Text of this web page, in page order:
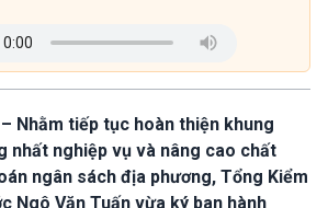
Nhằm tiếp tục hoàn thiện khung
nhất nghiệp vụ và nâng cao chất
ngân sách địa phương, Tổng Kiểm
Ngô Văn Tuấn vừa ký ban hành